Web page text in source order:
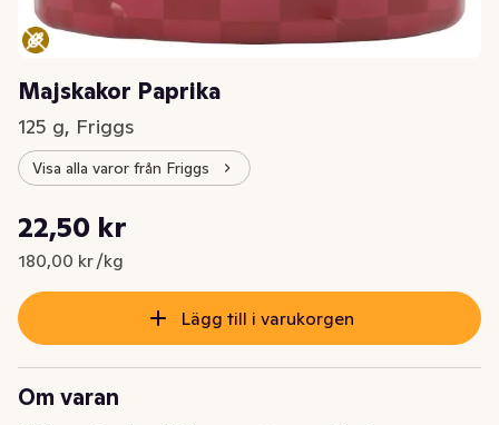
Majskakor Paprika
125 g, Friggs
Visa alla varor från Friggs
Nuvarande pris är: 22,50 kr
22,50 kr
180,00 kr /kg
Styckpris: 180,00 kr /kg
Lägg till i varukorgen
Om varan